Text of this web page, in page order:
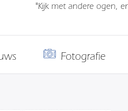
"Kijk met andere ogen,
Fotografie